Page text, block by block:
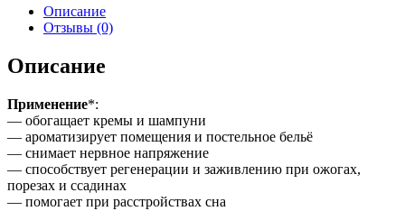
Описание
Отзывы (0)
Описание
Применение*:
— обогащает кремы и шампуни
— ароматизирует помещения и постельное бельё
— снимает нервное напряжение
— способствует регенерации и заживлению при ожогах,
порезах и ссадинах
— помогает при расстройствах сна